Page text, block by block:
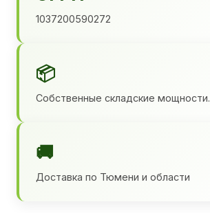
1037200590272
📦
Собственные складские мощности.
🚚
Доставка по Тюмени и области